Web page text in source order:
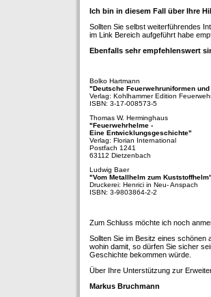
Ich bin in diesem Fall über Ihre
Sollten Sie selbst weiterführendes
im Link Bereich aufgeführt habe
Ebenfalls sehr empfehlenswert
Bolko Hartmann
"Deutsche Feuerwehruniformen
Verlag: Kohlhammer Edition
ISBN: 3-17-008573-5
Thomas W. Herminghaus
"Feuerwehrhelme -
Eine Entwicklungsgeschichte"
Verlag: Florian International
Postfach 1241
63112 Dietzenbach
Ludwig Baer
"Vom Metallhelm zum
Druckerei: Henrici in Neu- Anspach
ISBN: 3-9803864-2-2
Zum Schluss möchte ich noch
Sollten Sie im Besitz eines schönen
wohin damit, so dürfen Sie sicher
Geschichte bekommen würde.
Über Ihre Unterstützung zur
Markus Bruchmann